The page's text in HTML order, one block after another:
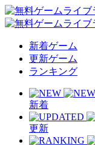
新着ゲーム
更新ゲーム
ランキング
新着
更新